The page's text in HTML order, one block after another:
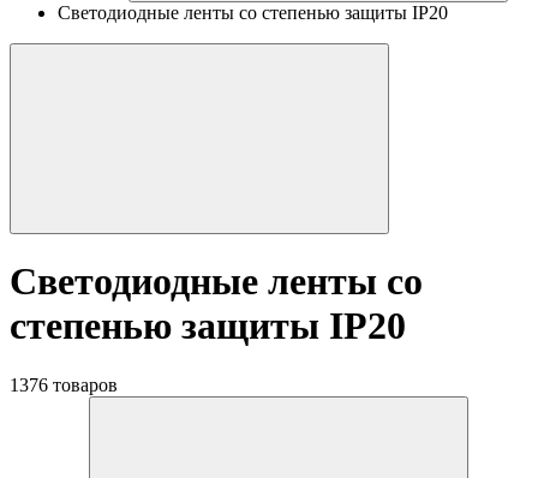
Светодиодные ленты со степенью защиты IP20
Светодиодные ленты со
степенью защиты IP20
1376 товаров